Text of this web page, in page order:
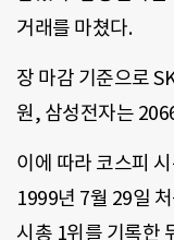
거래를 마쳤다.
장 마감 기준으로
원, 삼성전자는
이에 따라 코스피
1999년 7월 29일
시총 1위를 기록한